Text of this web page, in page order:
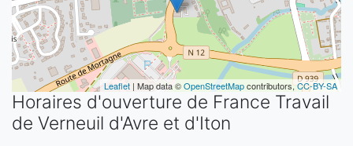
Leaflet | Map data ©OpenStreetMapcontributors, CC-BY-SA
Horaires d'ouverture de France Travail
de Verneuil d'Avre et d'Iton